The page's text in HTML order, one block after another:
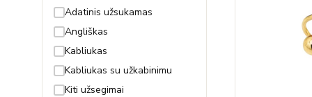
Piritas
Rodolitas
Rubinas
Safyras
Smaragdas
18,5-23,5cm
18,5cm
18cm
19-21cm
19-22cm
Adatinis užsukamas
Angliškas
Kabliukas
Kabliukas su užkabinimu
Kiti užsegimai